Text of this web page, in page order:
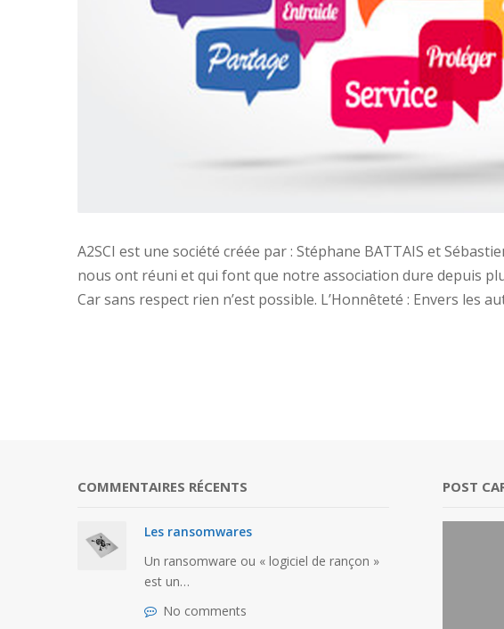
A2SCI est une société créée par : Stéphane BATTAIS et
nous ont réuni et qui font que notre association dure depuis
Car sans respect rien n’est possible. L’Honnêteté : Envers les
COMMENTAIRES RÉCENTS
Les ransomwares
Un ransomware ou « logiciel de rançon »
est un…
No comments
POST